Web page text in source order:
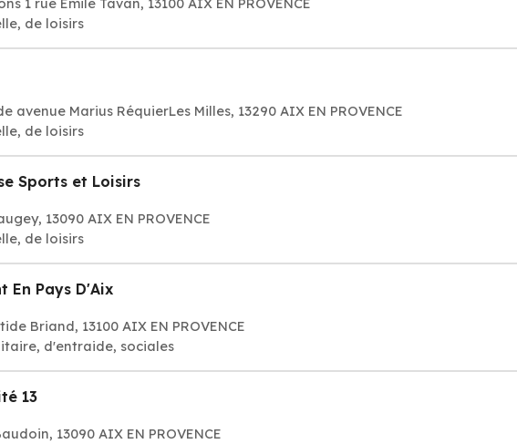
de loisirs
avenue Marius RéquierLes Milles, 13290 AIX EN PROVENCE
de loisirs
Sports et Loisirs
13090 AIX EN PROVENCE
de loisirs
En Pays D'Aix
Briand, 13100 AIX EN PROVENCE
d'entraide, sociales
13
13090 AIX EN PROVENCE